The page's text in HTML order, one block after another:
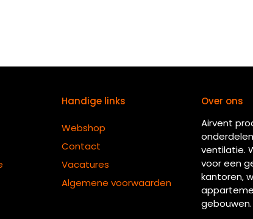
Handige links
Webshop
Contact
Vacatures
Algemene voorwaarden
Over ons
Airvent
ventilatie.
voor een
kantoren,
gebouwen.